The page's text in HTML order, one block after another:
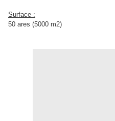
Surface :
50 ares (5000 m2)